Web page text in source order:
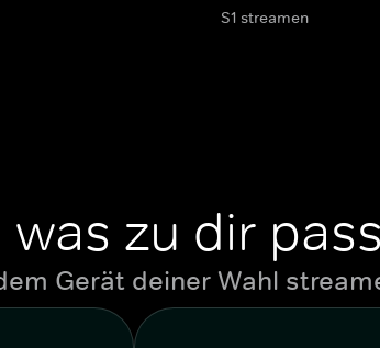
S1 streamen
was zu dir
Gerät deiner Wahl